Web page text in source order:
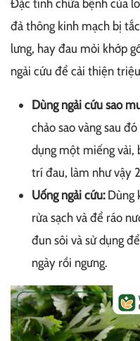
Đặc tính chữa bệnh của
đả thông kinh mạch bị
lưng, hay đau mỏi khớp
ngải cứu để cải thiện
Dùng ngải cứu sao
chảo sao vàng sau
dụng một miếng vải,
trí đau, làm như vậy
Uống ngải cứu:Dùng
rửa sạch và để ráo
đun sôi và sử dụng
ngày rồi ngưng.